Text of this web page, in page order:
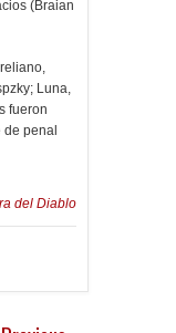
(Braian
Luna,
fueron
de penal
del Diablo